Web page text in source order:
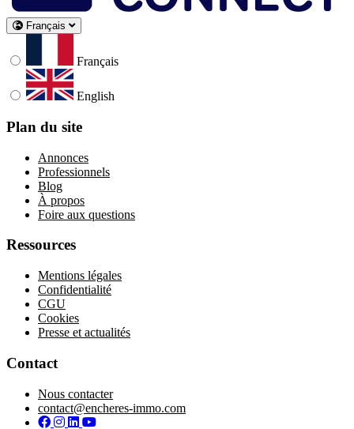
Français
Français
English
Plan du site
Annonces
Professionnels
Blog
À propos
Foire aux questions
Ressources
Mentions légales
Confidentialité
CGU
Cookies
Presse et actualités
Contact
Nous contacter
contact@encheres-immo.com
Facebook
Instagram
LinkedIn
YouTube